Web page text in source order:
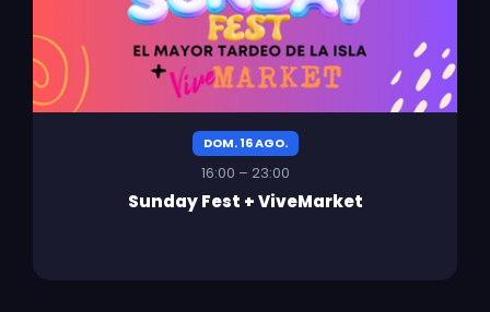
DOM. 16 AGO.
16:00 – 23:00
Sunday Fest + ViveMarket